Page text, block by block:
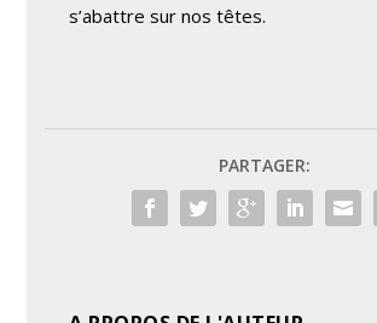
s’abattre sur nos têtes.
PARTAGER: